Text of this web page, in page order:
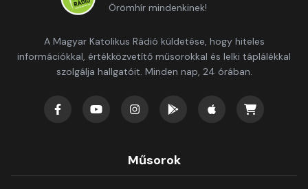
Örömhír mindenkinek!
A Magyar Katolikus Rádió küldetése, hogy hiteles
információkkal, értékközvetítő műsorokkal és lelki táplálékkal
szolgálja hallgatóit. Minden nap, 24 órában.
Műsorok